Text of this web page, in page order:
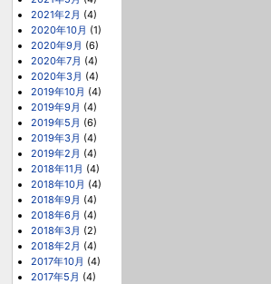
2021年2月 (4)
2020年10月 (1)
2020年9月 (6)
2020年7月 (4)
2020年3月 (4)
2019年10月 (4)
2019年9月 (4)
2019年5月 (6)
2019年3月 (4)
2019年2月 (4)
2018年11月 (4)
2018年10月 (4)
2018年9月 (4)
2018年6月 (4)
2018年3月 (2)
2018年2月 (4)
2017年10月 (4)
2017年5月 (4)